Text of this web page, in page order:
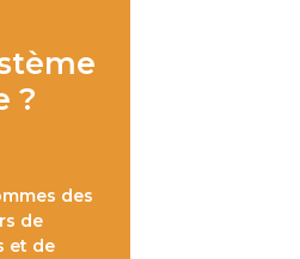
?
des
de
et de